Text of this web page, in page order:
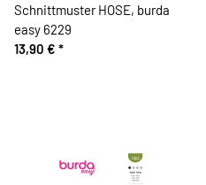
Schnittmuster HOSE, burda
easy 6229
13,90 € *